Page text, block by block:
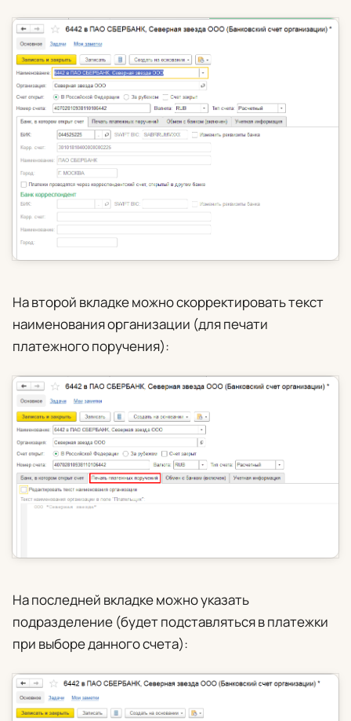
На второй вкладке можно скорректировать текст
наименования организации (для печати
платежного поручения):
На последней вкладке можно указать
подразделение (будет подставляться в платежки
при выборе данного счета):